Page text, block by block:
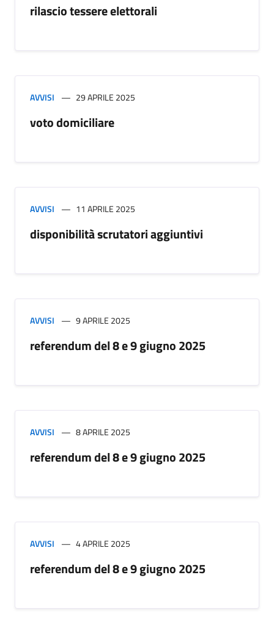
rilascio tessere elettorali
AVVISI 29 APRILE 2025
voto domiciliare
AVVISI 11 APRILE 2025
disponibilità scrutatori aggiuntivi
AVVISI 9 APRILE 2025
referendum del 8 e 9 giugno 2025
AVVISI 8 APRILE 2025
referendum del 8 e 9 giugno 2025
AVVISI 4 APRILE 2025
referendum del 8 e 9 giugno 2025